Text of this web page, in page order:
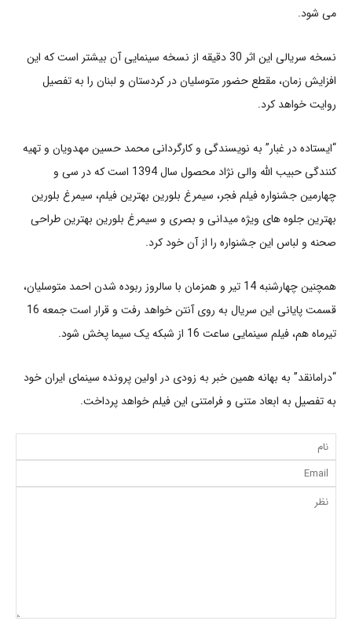
می شود.
نسخه سریالی این اثر 30 دقیقه از نسخه سینمایی آن بیشتر است که این
افزایش زمان، مقطع حضور متوسلیان در کردستان و لبنان را به تفصیل
روایت خواهد کرد.
“ایستاده در غبار” به نویسندگی و کارگردانی محمد حسین مهدویان و تهیه
کنندگی حبیب الله والی نژاد محصول سال 1394 است که در سی و
چهارمین جشنواره فیلم فجر، سیمرغ بلورین بهترین فیلم، سیمرغ بلورین
بهترین جلوه های ویژه میدانی و بصری و سیمرغ بلورین بهترین طراحی
صحنه و لباس این جشنواره را از آن خود کرد.
همچنین چهارشنبه 14 تیر و همزمان با سالروز ربوده شدن احمد متوسلیان،
قسمت پایانی این سریال به روی آنتن خواهد رفت و قرار است جمعه 16
تیرماه هم، فیلم سینمایی ساعت 16 از شبکه یک سیما پخش شود.
“درامانقد” به بهانه همین خبر به زودی در اولین پرونده سینمای ایران خود
به تفصیل به ابعاد متنی و فرامتنی این فیلم خواهد پرداخت.